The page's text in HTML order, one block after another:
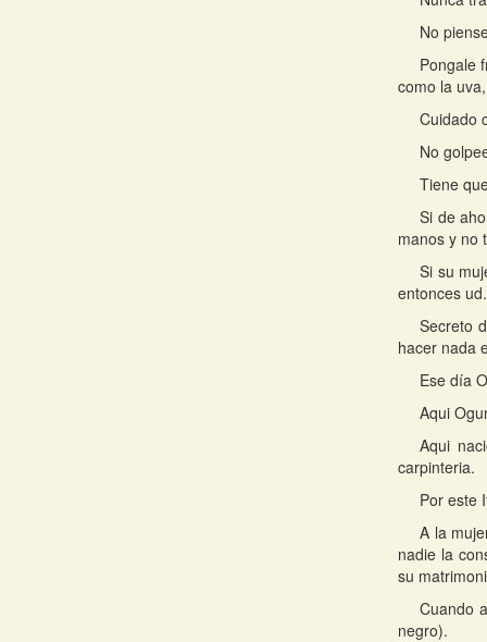
No
Pongale
como la
Cuidado
No
Tiene
Si de
manos y no
Si su
entonces
Secreto
hacer nada
Ese día
Aqui
Aqui
carpinteria.
Por este
A la
nadie la
su
Cuando
negro).